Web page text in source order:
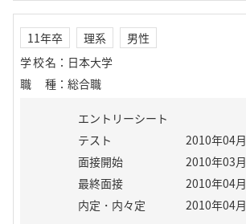
11年卒 理系
男性
学校名 ： 日本大学
職種 ： 総合職
エントリーシート
テスト
2010年04月
面接開始
2010年03月
最終面接
2010年04月
内定・内々定
2010年04月